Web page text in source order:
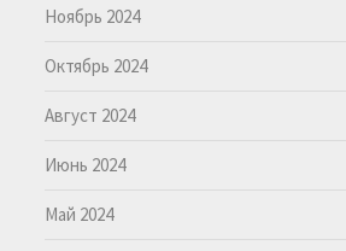
Ноябрь 2024
Октябрь 2024
Август 2024
Июнь 2024
Май 2024